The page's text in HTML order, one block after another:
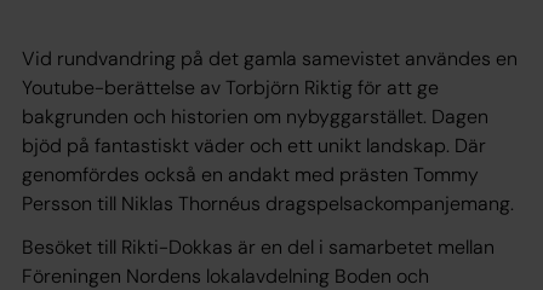
Vid rundvandring på det gamla samevistet användes en
Youtube-berättelse av Torbjörn Riktig för att ge
bakgrunden och historien om nybyggarstället. Dagen
bjöd på fantastiskt väder och ett unikt landskap. Där
genomfördes också en andakt med prästen Tommy
Persson till Niklas Thornéus dragspelsackompanjemang.
Besöket till Rikti-Dokkas är en del i samarbetet mellan
Föreningen Nordens lokalavdelning Boden och